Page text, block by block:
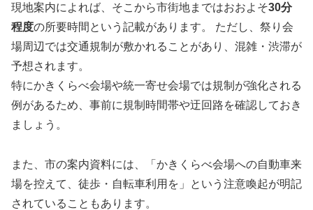
現地案内によれば、そこから市街地まではおおよそ30分
程度の所要時間という記載があります。 ただし、祭り会
場周辺では交通規制が敷かれることがあり、混雑・渋滞が
予想されます。
特にかきくらべ会場や統一寄せ会場では規制が強化される
例があるため、事前に規制時間帯や迂回路を確認しておき
ましょう。
また、市の案内資料には、「かきくらべ会場への自動車来
場を控えて、徒歩・自転車利用を」という注意喚起が明記
されていることもあります。